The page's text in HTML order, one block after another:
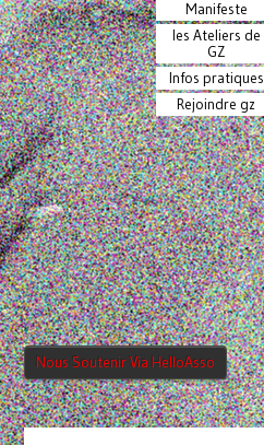
Manifeste
les Ateliers de
GZ
Infos pratiques
Rejoindre gz
Nous Soutenir Via HelloAsso